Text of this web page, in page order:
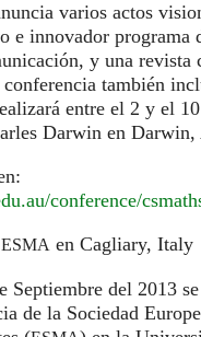
varios actos
e innovador programa
y una revista
también
entre el 2 y el
Darwin en Darwin,
au/conference/
ESMA en Cagliary, Italy
Septiembre del 2013
de la Sociedad